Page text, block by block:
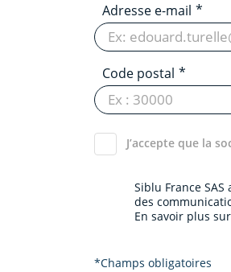
Adresse e-mail
Code postal
J’accepte que la
Siblu France
des
En savoir plus
*Champs obligatoires